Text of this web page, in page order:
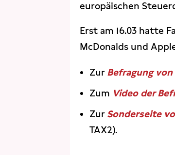
europäischen
Erst am 16.03 hatte
McDonalds und
Zur Befragung
Zum Video der
Zur Sonderseite
TAX2).